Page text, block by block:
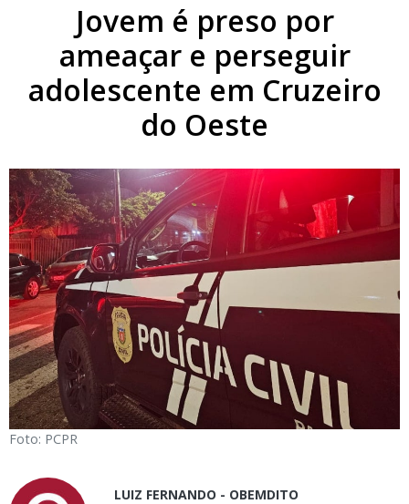
Jovem é preso por
ameaçar e perseguir
adolescente em Cruzeiro
do Oeste
Foto: PCPR
LUIZ FERNANDO - OBEMDITO